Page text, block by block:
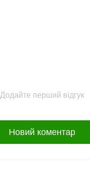
Додайте перший відгук
Новий коментар